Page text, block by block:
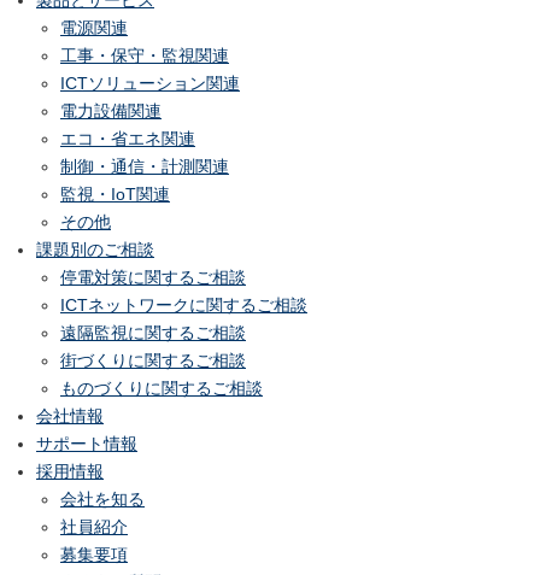
電源関連
工事・保守・監視関連
ICTソリューション関連
電力設備関連
エコ・省エネ関連
制御・通信・計測関連
監視・IoT関連
その他
課題別のご相談
停電対策に関するご相談
ICTネットワークに関するご相談
遠隔監視に関するご相談
街づくりに関するご相談
ものづくりに関するご相談
会社情報
サポート情報
採用情報
会社を知る
社員紹介
募集要項